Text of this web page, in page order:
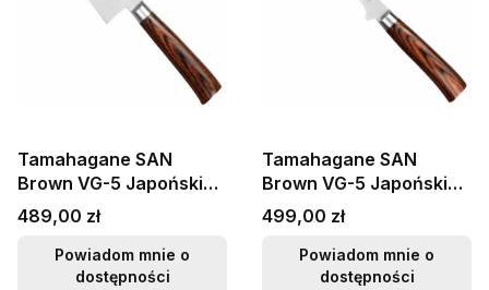
Tamahagane SAN
Brown VG-5 Japoński
Nóż Kuchenny Santoku
Do Warzyw 12cm
Cena
489,00 zł
Powiadom mnie o
dostępności
Tamahagane SAN
Brown VG-5 Japoński
Elastyczny Nóż Do
Wykrawania Mięsa
16cm
Cena
499,00 zł
Powiadom mnie o
dostępności